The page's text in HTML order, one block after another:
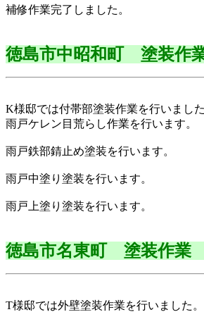
補修作業完了しました。
徳島市中昭和町 塗装作
K様邸では付帯部塗装作業を行いました
雨戸ケレン目荒らし作業を行います。
雨戸鉄部錆止め塗装を行います。
雨戸中塗り塗装を行います。
雨戸上塗り塗装を行います。
徳島市名東町 塗装作業
T様邸では外壁塗装作業を行いました。